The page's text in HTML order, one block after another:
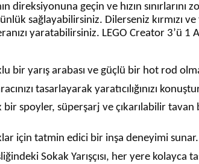
direksiyonuna geçin ve hızın sınırlarını
sağlayabilirsiniz. Dilerseniz kırmızı
yaratabilirsiniz. LEGO Creator 3’ü 1
bir yarış arabası ve güçlü bir hot rod
tasarlayarak yaratıcılığınızı
bir spoyler, süperşarj ve çıkarılabilir tavan
için tatmin edici bir inşa deneyimi sunar.
Sokak Yarışçısı, her yere kolayca